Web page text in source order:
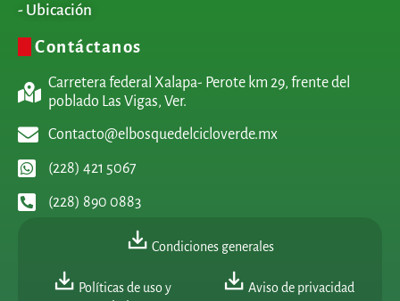
- Ubicación
Contáctanos
Carretera federal Xalapa- Perote km 29, frente del
poblado Las Vigas, Ver.
Contacto@elbosquedelcicloverde.mx
(228) 421 5067
(228) 890 0883
Condiciones generales
Políticas de uso y
Aviso de privacidad